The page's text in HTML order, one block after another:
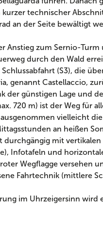
kurzer technischer
an der Seite bewältigt
Anstieg zum Sernio-
durch den Wald
(S3), die
genannt Castellaccio,
der günstigen Lage und
720 m) ist der Weg für
vielleicht
an heißen
durchgängig mit vertikalen
Infotafeln und
Wegflagge versehen
Fahrtechnik (mittlere
im Uhrzeigersinn wird